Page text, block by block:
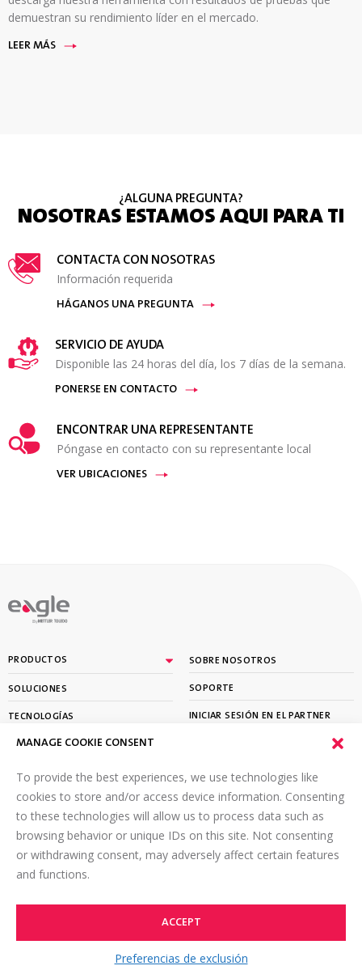
MANAGE COOKIE CONSENT
To provide the best experiences, we use technologies like
cookies to store and/or access device information. Consenting
to these technologies will allow us to process data such as
browsing behavior or unique IDs on this site. Not consenting
or withdrawing consent, may adversely affect certain features
and functions.
ACCEPT
Preferencias de exclusión
demuestran su rendimiento líder en el mercado.
LEER MÁS
¿ALGUNA PREGUNTA?
NOSOTRAS ESTAMOS AQUI PARA TI
CONTACTA CON NOSOTRAS
Información requerida
HÁGANOS UNA PREGUNTA
SERVICIO DE AYUDA
Disponible las 24 horas del día, los 7 días de la semana.
PONERSE EN CONTACTO
ENCONTRAR UNA REPRESENTANTE
Póngase en contacto con su representante local
VER UBICACIONES
By
PRODUCTOS
SOLUCIONES
TECNOLOGÍAS
APRENDER
SOBRE NOSOTROS
SOPORTE
INICIAR SESIÓN EN EL PARTNER
SUSCRÍBETE A NUESTRO BOLETÍN
Envíe un correo electrónico a*